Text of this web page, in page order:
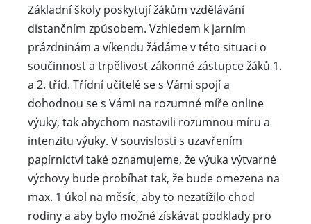
Základní školy poskytují žákům vzdělávání
distančním způsobem. Vzhledem k jarním
prázdninám a víkendu žádáme v této situaci o
součinnost a trpělivost zákonné zástupce žáků 1.
a 2. tříd. Třídní učitelé se s Vámi spojí a
dohodnou se s Vámi na rozumné míře online
výuky, tak abychom nastavili rozumnou míru a
intenzitu výuky. V souvislosti s uzavřením
papírnictví také oznamujeme, že výuka výtvarné
výchovy bude probíhat tak, že bude omezena na
max. 1 úkol na měsíc, aby to nezatížilo chod
rodiny a aby bylo možné získávat podklady pro